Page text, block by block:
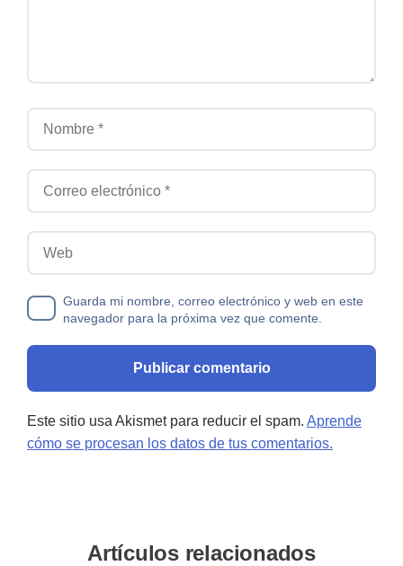
Guarda mi nombre, correo electrónico y web en este
navegador para la próxima vez que comente.
Este sitio usa Akismet para reducir el spam. Aprende
cómo se procesan los datos de tus comentarios.
Artículos relacionados